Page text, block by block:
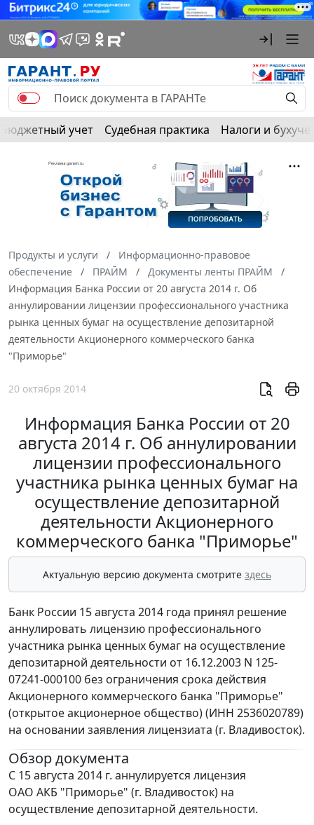
Бюджетный учет Судебная практика Налоги и
Продукты и услуги
Информационно-правовое
обеспечение
ПРАЙМ
Документы ленты ПРАЙМ
Информация Банка России от 20 августа 2014 г. Об
аннулировании лицензии профессионального участника
рынка ценных бумаг на осуществление депозитарной
деятельности Акционерного коммерческого банка
"Приморье"
20 октября 2014
Информация Банка России от 20
августа 2014 г. Об аннулировании
лицензии профессионального
участника рынка ценных бумаг на
осуществление депозитарной
деятельности Акционерного
коммерческого банка "Приморье"
Актуальную версию документа смотрите здесь
Банк России 15 августа 2014 года принял решение
аннулировать лицензию профессионального
участника рынка ценных бумаг на осуществление
депозитарной деятельности от 16.12.2003 N 125-
07241-000100 без ограничения срока действия
Акционерного коммерческого банка "Приморье"
(открытое акционерное общество) (ИНН 2536020789)
на основании заявления лицензиата (г. Владивосток).
Обзор документа
С 15 августа 2014 г. аннулируется лицензия
ОАО АКБ "Приморье" (г. Владивосток) на
осуществление депозитарной деятельности.